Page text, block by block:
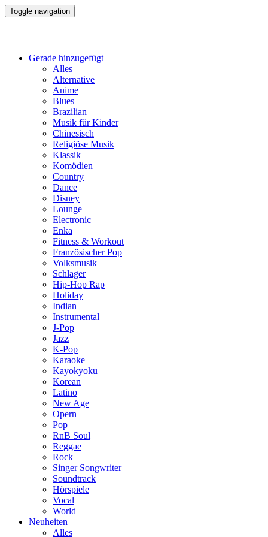
Toggle navigation
Gerade hinzugefügt
Alles
Alternative
Anime
Blues
Brazilian
Musik für Kinder
Chinesisch
Religiöse Musik
Klassik
Komödien
Country
Dance
Disney
Lounge
Electronic
Enka
Fitness & Workout
Französischer Pop
Volksmusik
Schlager
Hip-Hop Rap
Holiday
Indian
Instrumental
J-Pop
Jazz
K-Pop
Karaoke
Kayokyoku
Korean
Latino
New Age
Opern
Pop
RnB Soul
Reggae
Rock
Singer Songwriter
Soundtrack
Hörspiele
Vocal
World
Neuheiten
Alles